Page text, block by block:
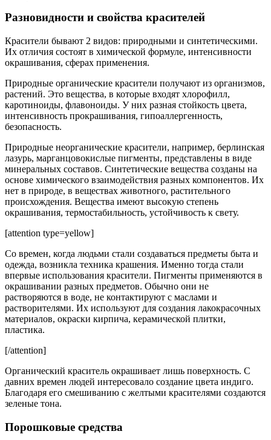
Разновидности и свойства красителей
Красители бывают 2 видов: природными и синтетическими.
Их отличия состоят в химической формуле, интенсивности
окрашивания, сферах применения.
Природные органические красители получают из организмов,
растений. Это вещества, в которые входят хлорофилл,
каротиноиды, флавоноиды. У них разная стойкость цвета,
интенсивность прокрашивания, гипоаллергенность,
безопасность.
Природные неорганические красители, например, берлинская
лазурь, марганцовокислые пигменты, представлены в виде
минеральных составов. Синтетические вещества созданы на
основе химического взаимодействия разных компонентов. Их
нет в природе, в веществах животного, растительного
происхождения. Вещества имеют высокую степень
окрашивания, термостабильность, устойчивость к свету.
[attention type=yellow]
Со времен, когда людьми стали создаваться предметы быта и
одежда, возникла техника крашения. Именно тогда стали
впервые использования красители. Пигменты применяются в
окрашивании разных предметов. Обычно они не
растворяются в воде, не контактируют с маслами и
растворителями. Их используют для создания лакокрасочных
материалов, окраски кирпича, керамической плитки,
пластика.
[/attention]
Органический краситель окрашивает лишь поверхность. С
давних времен людей интересовало создание цвета индиго.
Благодаря его смешиванию с желтыми красителями создаются
зеленые тона.
Порошковые средства